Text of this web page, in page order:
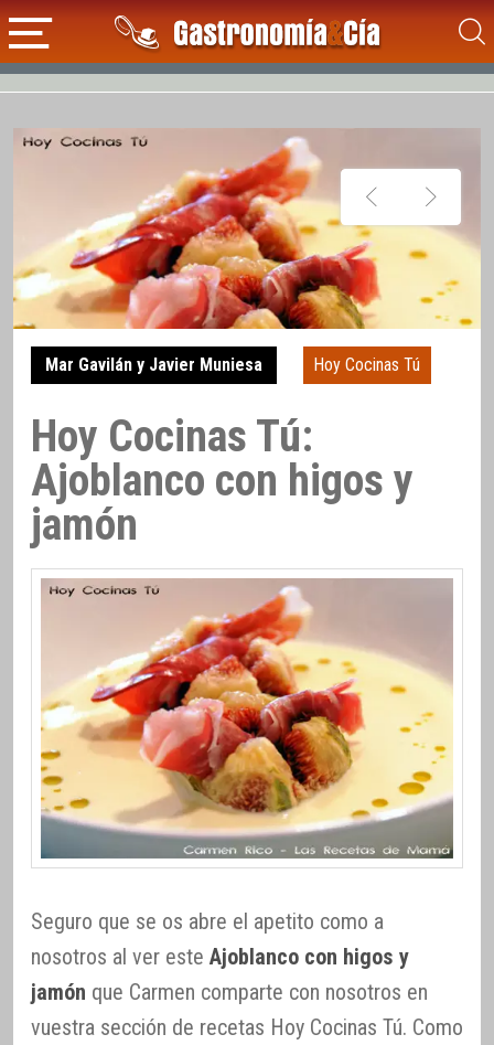
Mar Gavilán y Javier Muniesa Hoy Cocinas Tú
Hoy Cocinas Tú:
Ajoblanco con higos y
jamón
Seguro que se os abre el apetito como a
nosotros al ver este Ajoblanco con higos y
jamón que Carmen comparte con nosotros en
vuestra sección de recetas Hoy Cocinas Tú. Como